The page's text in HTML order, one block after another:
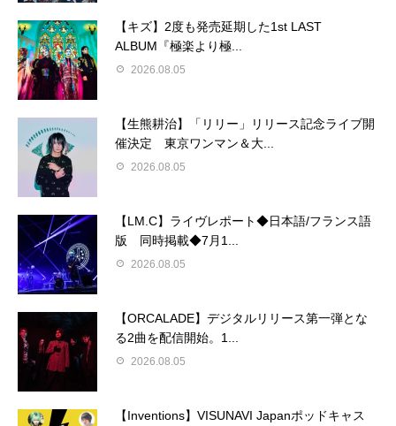
【キズ】2度も発売延期した1st LAST
ALBUM『極楽より極...
2026.08.05
【生熊耕治】「リリー」リリース記念ライブ開
催決定 東京ワンマン＆大...
2026.08.05
【LM.C】ライヴレポート◆日本語/フランス語
版 同時掲載◆7月1...
2026.08.05
【ORCALADE】デジタルリリース第一弾とな
る2曲を配信開始。1...
2026.08.05
【Inventions】VISUNAVI Japanポッドキャス